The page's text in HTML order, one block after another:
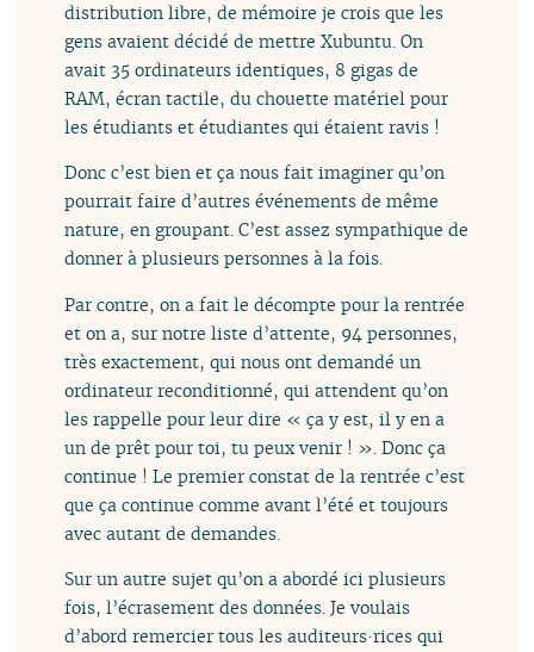
distribution libre, de mémoire je crois que les
gens avaient décidé de mettre Xubuntu. On
avait 35 ordinateurs identiques, 8 gigas de
RAM, écran tactile, du chouette matériel pour
les étudiants et étudiantes qui étaient ravis !
Donc c’est bien et ça nous fait imaginer qu’on
pourrait faire d’autres événements de même
nature, en groupant. C’est assez sympathique de
donner à plusieurs personnes à la fois.
Par contre, on a fait le décompte pour la rentrée
et on a, sur notre liste d’attente, 94 personnes,
très exactement, qui nous ont demandé un
ordinateur reconditionné, qui attendent qu’on
les rappelle pour leur dire « ça y est, il y en a
un de prêt pour toi, tu peux venir ! ». Donc ça
continue ! Le premier constat de la rentrée c’est
que ça continue comme avant l’été et toujours
avec autant de demandes.
Sur un autre sujet qu’on a abordé ici plusieurs
fois, l’écrasement des données. Je voulais
d’abord remercier tous les auditeurs·rices qui